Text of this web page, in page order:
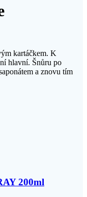
kartáčkem. K
hlavní. Šnůru po
a znovu tím
200ml